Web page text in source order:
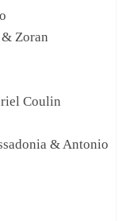
Zoran
Coulin
& Antonio